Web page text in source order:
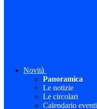
Novità
Panoramica
Le notizie
Le circolari
Calendario eventi